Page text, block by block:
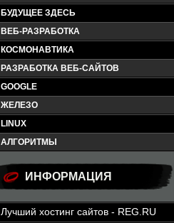
БУДУЩЕЕ ЗДЕСЬ
ВЕБ-РАЗРАБОТКА
КОСМОНАВТИКА
РАЗРАБОТКА ВЕБ-САЙТОВ
GOOGLE
ЖЕЛЕЗО
LINUX
АЛГОРИТМЫ
ИНФОРМАЦИЯ
Лучший хостинг сайтов - REG.RU